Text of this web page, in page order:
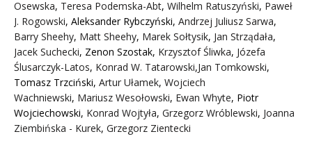
Osewska, Teresa Podemska-Abt, Wilhelm Ratuszyński, Paweł
J. Rogowski, Aleksander Rybczyński, Andrzej Juliusz Sarwa,
Barry Sheehy, Matt Sheehy, Marek Sołtysik, Jan Strządała,
Jacek Suchecki, Zenon Szostak, Krzysztof Śliwka, Józefa
Ślusarczyk-Latos, Konrad W. Tatarowski,Jan Tomkowski,
Tomasz Trzciński, Artur Ułamek, Wojciech
Wachniewski, Mariusz Wesołowski, Ewan Whyte, Piotr
Wojciechowski, Konrad Wojtyła, Grzegorz Wróblewski, Joanna
Ziembińska - Kurek, Grzegorz Zientecki